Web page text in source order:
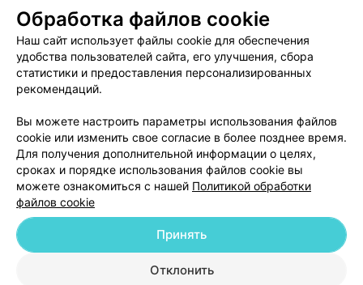
Пользовательское соглашение
Способы оплаты
Вакансии
Партнеры
Написать руководителю 103.by
Обработка персональных данных
© 2026 ООО «Артокс Лаб», УНП 191700409
| 220012, Республика Беларусь,
Обработка файлов cookie
Наш сайт использует файлы cookie для обеспечения
удобства пользователей сайта, его улучшения, сбора
статистики и предоставления персонализированных
рекомендаций.
Вы можете настроить параметры использования файлов
cookie или изменить свое согласие в более позднее время.
Для получения дополнительной информации о целях,
сроках и порядке использования файлов cookie вы
можете ознакомиться с нашей Политикой обработки
файлов cookie
Отклонить
Принять